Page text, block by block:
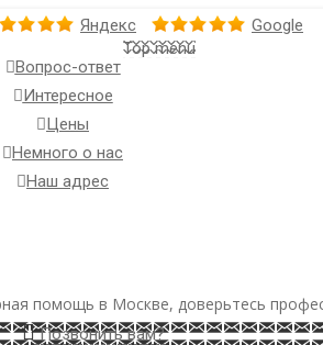
Яндекс Google
Вопрос-ответ
Интересное
Цены
Немного о нас
Наш адрес
Top menu
помощь в Москве, доверьтесь
Позвонить вам?